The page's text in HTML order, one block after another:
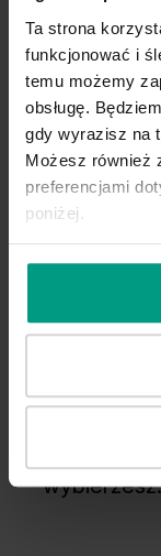
Ta strona
funkcjonować i
temu możemy
obsługę.
gdy wyrazisz na
Możesz również
preferencjami
poniżej.
Kupuj
PORTA
wybierzesz.